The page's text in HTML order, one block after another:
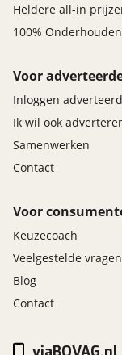
Heldere all-in
100% Onderhouden
Voor
Inloggen
Ik wil ook
Samenwerken
Contact
Voor
Keuzecoach
Veelgestelde vragen
Blog
Contact